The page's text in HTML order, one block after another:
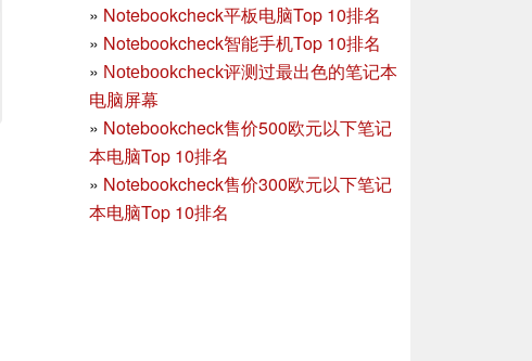
» Notebookcheck平板电脑Top 10排名
» Notebookcheck智能手机Top 10排名
» Notebookcheck评测过最出色的笔记本
电脑屏幕
» Notebookcheck售价500欧元以下笔记
本电脑Top 10排名
» Notebookcheck售价300欧元以下笔记
本电脑Top 10排名